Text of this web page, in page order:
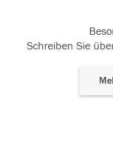
Schreiben Sie